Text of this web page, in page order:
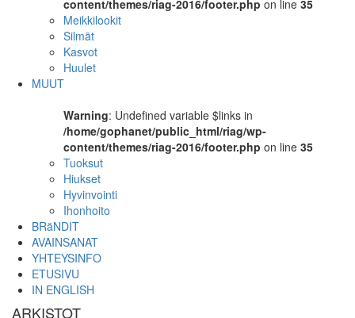
content/themes/riag-2016/footer.php on line 35
Meikkilookit
Silmät
Kasvot
Huulet
MUUT
Warning: Undefined variable $links in
/home/gophanet/public_html/riag/wp-
content/themes/riag-2016/footer.php on line 35
Tuoksut
Hiukset
Hyvinvointi
Ihonhoito
BRäNDIT
AVAINSANAT
YHTEYSINFO
ETUSIVU
IN ENGLISH
ARKISTOT